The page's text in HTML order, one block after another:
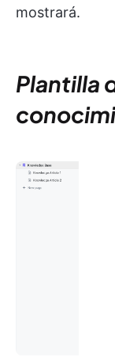
mostrará.
Plantilla